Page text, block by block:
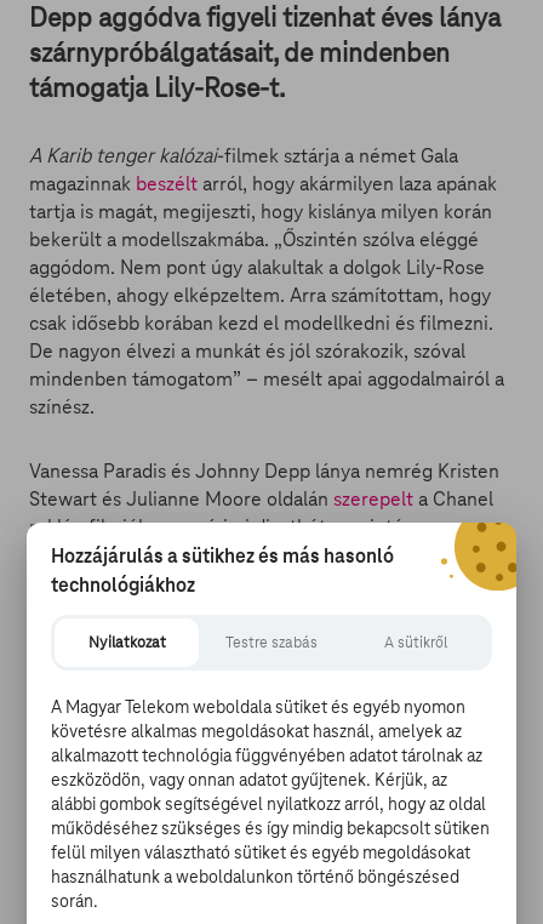
Depp aggódva figyeli tizenhat éves lánya
szárnypróbálgatásait, de mindenben
támogatja Lily-Rose-t.
A Karib tenger kalózai-filmek sztárja a német Gala
magazinnak beszélt arról, hogy akármilyen laza apának
tartja is magát, megijeszti, hogy kislánya milyen korán
bekerült a modellszakmába. „Őszintén szólva eléggé
aggódom. Nem pont úgy alakultak a dolgok Lily-Rose
életében, ahogy elképzeltem. Arra számítottam, hogy
csak idősebb korában kezd el modellkedni és filmezni.
De nagyon élvezi a munkát és jól szórakozik, szóval
mindenben támogatom” – mesélt apai aggodalmairól a
színész.
Vanessa Paradis és Johnny Depp lánya nemrég Kristen
Stewart és Julianne Moore oldalán szerepelt a Chanel
reklámfilmjében, a párizsi divathéten szintén a
divatmárka ruháiban vonult a kifutón, valamint fotók
készültek róla az októberi Vogue Paris magazinba. A
szerepeljen Kevin SmithYoga Hosers
című filmjében,
azt is elárulta, hogy minden aggodalma ellenére
bármibe is kezdjen a lánya, rá mindig számíthat.
JOHNNY DEPP FILMJEI A TV GO-
N:
Hozzájárulás a sütikhez és más hasonló
technológiákhoz
Nyilatkozat Testre szabás A sütikről
A Magyar Telekom weboldala sütiket és egyéb nyomon
követésre alkalmas megoldásokat használ, amelyek az
alkalmazott technológia függvényében adatot tárolnak az
eszközödön, vagy onnan adatot gyűjtenek. Kérjük, az
alábbi gombok segítségével nyilatkozz arról, hogy az oldal
működéséhez szükséges és így mindig bekapcsolt sütiken
felül milyen választható sütiket és egyéb megoldásokat
használhatunk a weboldalunkon történő böngészésed
során.